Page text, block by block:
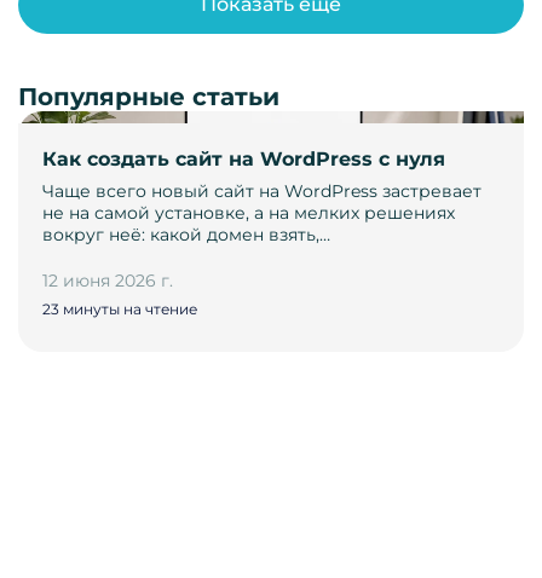
Как создать сайт на WordPress с нуля
Чаще всего новый сайт на WordPress застревает
не на самой установке, а на мелких решениях
вокруг неё: какой домен взять,…
12 июня 2026 г.
23 минуты на чтение
Показать ещё
Популярные статьи